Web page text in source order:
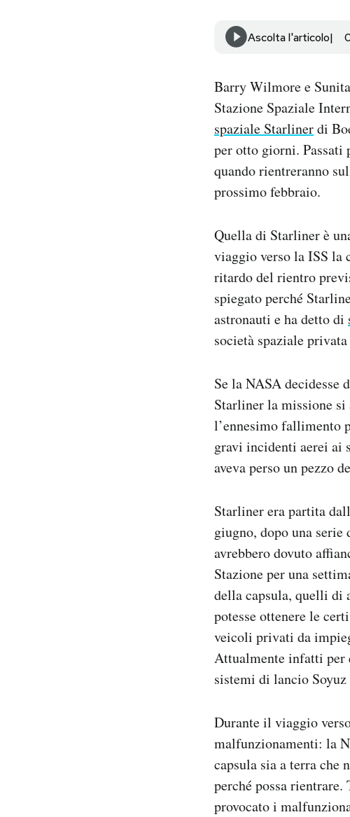
Ascolta l'articolo
Barry Wilmore e
Stazione Spaziale
spaziale Starlinerdi
per otto giorni. Passati
quando rientreranno
prossimo febbraio.
Quella di Starliner è
viaggio verso la ISS la
ritardo del rientro
spiegato perché
astronauti e ha detto di
società spaziale
Se la NASA decidesse
Starliner la missione
l’ennesimo fallimento
gravi incidenti aerei ai
aveva perso un pezzo
Starliner era partita
giugno, dopo una serie
avrebbero dovuto
Stazione per una
della capsula, quelli di
potesse ottenere le
veicoli privati da
Attualmente infatti per
sistemi di lancio Soyuz
Durante il viaggio
malfunzionamenti: la
capsula sia a terra che
perché possa
provocato i